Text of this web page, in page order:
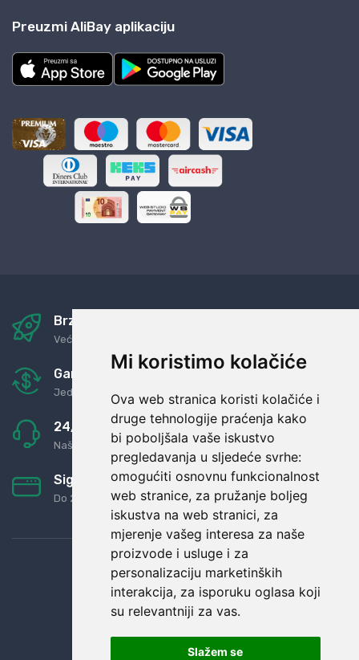
Mi koristimo kolačiće
Ova web stranica koristi kolačiće i
druge tehnologije praćenja kako
bi poboljšala vaše iskustvo
pregledavanja u sljedeće svrhe:
omogućiti osnovnu funkcionalnost
web stranice, za pružanje boljeg
iskustva na web stranici, za
mjerenje vašeg interesa za naše
proizvode i usluge i za
personalizaciju marketinških
interakcija, za isporuku oglasa koji
su relevantniji za vas.
Slažem se
Preuzmi AliBay aplikaciju
Brza i sigurna dostava
Već za nekoliko dana kod vas
Garancija u povrat novaca
Jednostavno pravilo: Roba za novac
24/7 odlična podrška
Naši agenti uvijek na raspolaganju
Sigurno obročno plaćanje
Do 24 rata bez kamata